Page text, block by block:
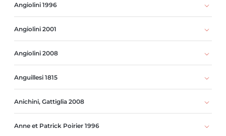
Angiolini 1996
Angiolini 2001
Angiolini 2008
Anguillesi 1815
Anichini, Gattiglia 2008
Anne et Patrick Poirier 1996